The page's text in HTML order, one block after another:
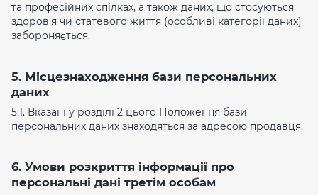
та професійних спілках, а також даних, що стосуються
здоров’я чи статевого життя (особливі категорії даних)
забороняється.
5. Місцезнаходження бази персональних
даних
5.1. Вказані у розділі 2 цього Положення бази
персональних даних знаходяться за адресою продавця.
6. Умови розкриття інформації про
персональні дані третім особам